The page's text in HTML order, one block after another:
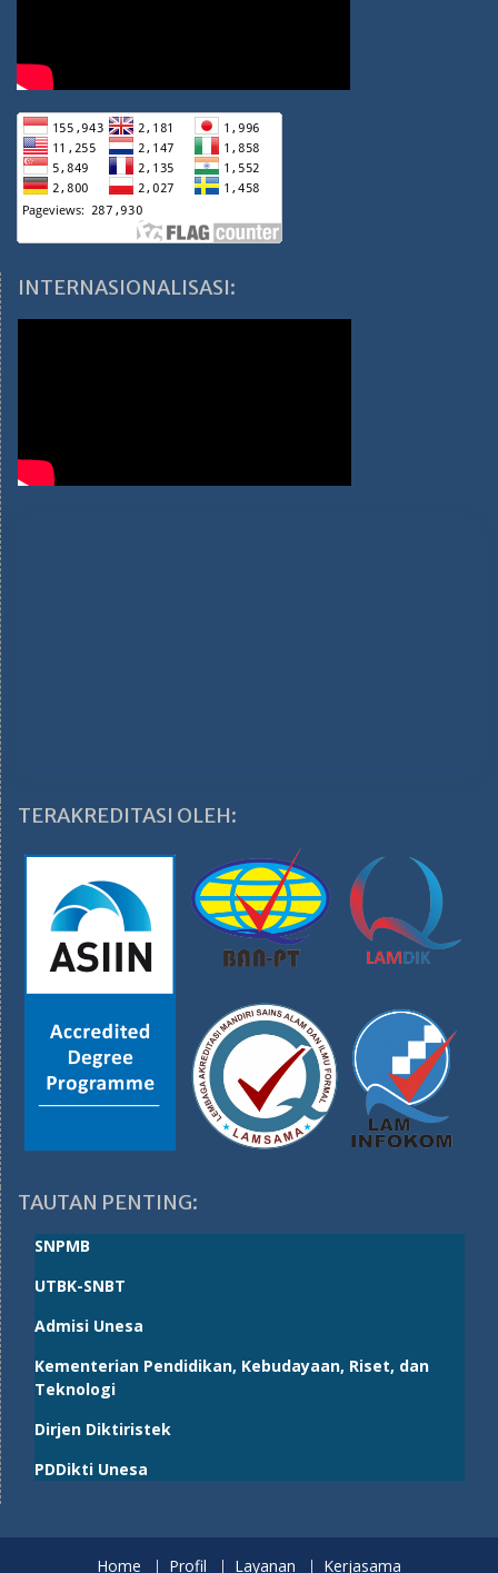
INTERNASIONALISASI:
TERAKREDITASI OLEH:
TAUTAN PENTING:
SNPMB
UTBK-SNBT
Admisi Unesa
Kementerian Pendidikan, Kebudayaan, Riset, dan
Teknologi
Dirjen Diktiristek
PDDikti Unesa
Home Profil Layanan Kerjasama